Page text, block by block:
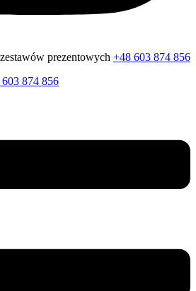
prezentowych +48 603 874 856
874 856